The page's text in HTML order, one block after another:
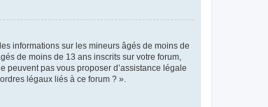
informations sur les mineurs âgés de moins de
de moins de 13 ans inscrits sur votre forum,
pas vous proposer d’assistance légale
légaux liés à ce forum ? ».